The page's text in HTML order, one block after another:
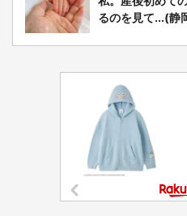
るのを見て...(静